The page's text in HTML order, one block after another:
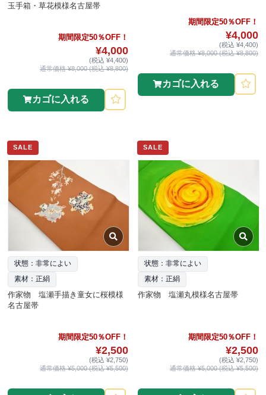
玉手箱・草花模様名古屋帯
期間限定50％OFF！
¥4,000
(税込 ¥4,400)
通常価格 ¥8,000 (税込 ¥8,800)
カゴに入れる
期間限定50％OFF！
¥4,000
(税込 ¥4,400)
通常価格 ¥8,000 (税込 ¥8,800)
カゴに入れる
SALE
状態：非常によい
素材：正絹
作家物 塩瀬手描き童女に桜模様
名古屋帯
期間限定50％OFF！
¥2,500
(税込 ¥2,750)
通常価格 ¥5,000 (税込 ¥5,500)
SALE
状態：非常によい
素材：正絹
作家物 塩瀬丸模様名古屋帯
期間限定50％OFF！
¥2,500
(税込 ¥2,750)
通常価格 ¥5,000 (税込 ¥5,500)